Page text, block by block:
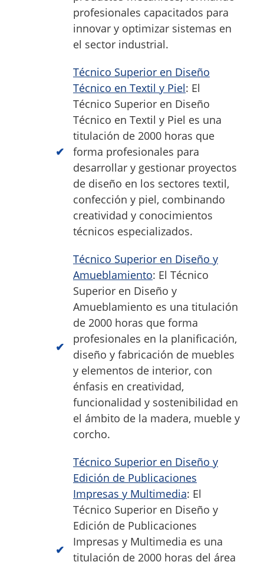
profesionales capacitados para
innovar y optimizar sistemas en
el sector industrial.
Técnico Superior en Diseño
Técnico en Textil y Piel: El
Técnico Superior en Diseño
Técnico en Textil y Piel es una
titulación de 2000 horas que
forma profesionales para
desarrollar y gestionar proyectos
de diseño en los sectores textil,
confección y piel, combinando
creatividad y conocimientos
técnicos especializados.
Técnico Superior en Diseño y
Amueblamiento: El Técnico
Superior en Diseño y
Amueblamiento es una titulación
de 2000 horas que forma
profesionales en la planificación,
diseño y fabricación de muebles
y elementos de interior, con
énfasis en creatividad,
funcionalidad y sostenibilidad en
el ámbito de la madera, mueble y
corcho.
Técnico Superior en Diseño y
Edición de Publicaciones
Impresas y Multimedia: El
Técnico Superior en Diseño y
Edición de Publicaciones
Impresas y Multimedia es una
titulación de 2000 horas del área